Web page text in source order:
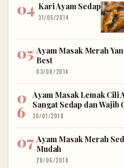
Kari Ayam Sedap
31/05/2014
Ayam Masak Merah
Best
03/08/2014
Ayam Masak Lemak Cili
Sangat Sedap dan Wajib
30/01/2018
Ayam Masak Merah
Mudah
28/06/2018